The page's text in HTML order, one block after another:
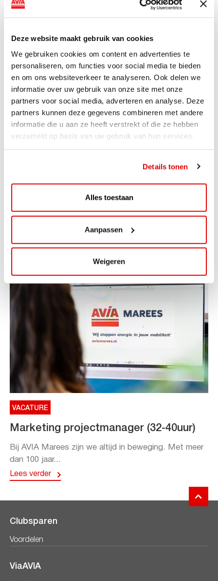
Deze website maakt gebruik van cookies
We gebruiken cookies om content en advertenties te
personaliseren, om functies voor social media te bieden
en om ons websiteverkeer te analyseren. Ook delen we
informatie over uw gebruik van onze site met onze
partners voor social media, adverteren en analyse. Deze
partners kunnen deze gegevens combineren met andere
informatie die u aan ze heeft verstrekt of die ze hebben
verzameld op basis van uw gebruik van hun services.
Details tonen
Alles toestaan
Aanpassen
Weigeren
van DC-snellaadinfrastructuur AVIA VOLT en...
ViaAVIA Super Deal: 20% korting bij
ViaLuxury Hotels
ViaAVIA Super Deal: €25 korting bij ViaLuxury Hotels
VACATURE
Marketing projectmanager (32-40uur)
Bij AVIA Marees zijn we altijd in beweging. Met meer
dan 100 jaar...
Lees verder
Clubsparen
Voordelen
ViaAVIA